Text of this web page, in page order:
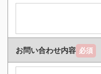
お問い合わせ内容 必須